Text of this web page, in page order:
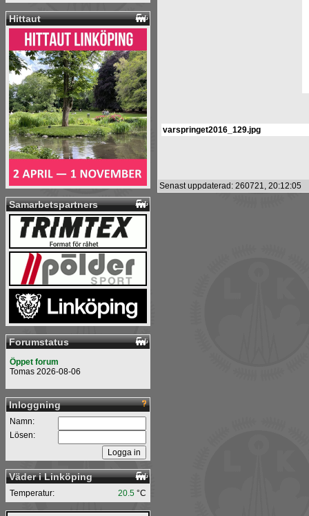
Hittaut
Samarbetspartners
Forumstatus
Öppet forum
Tomas 2026-08-06
Inloggning
Namn:
Lösen:
Väder i Linköping
20.5 °C
Temperatur:
varspringet2016_129.jpg
Senast uppdaterad: 260721, 20:12:05